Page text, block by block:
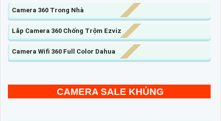
Camera 360 Trong Nhà
Lắp Camera 360 Chống Trộm Ezviz
Camera Wifi 360 Full Color Dahua
CAMERA SALE KHỦNG